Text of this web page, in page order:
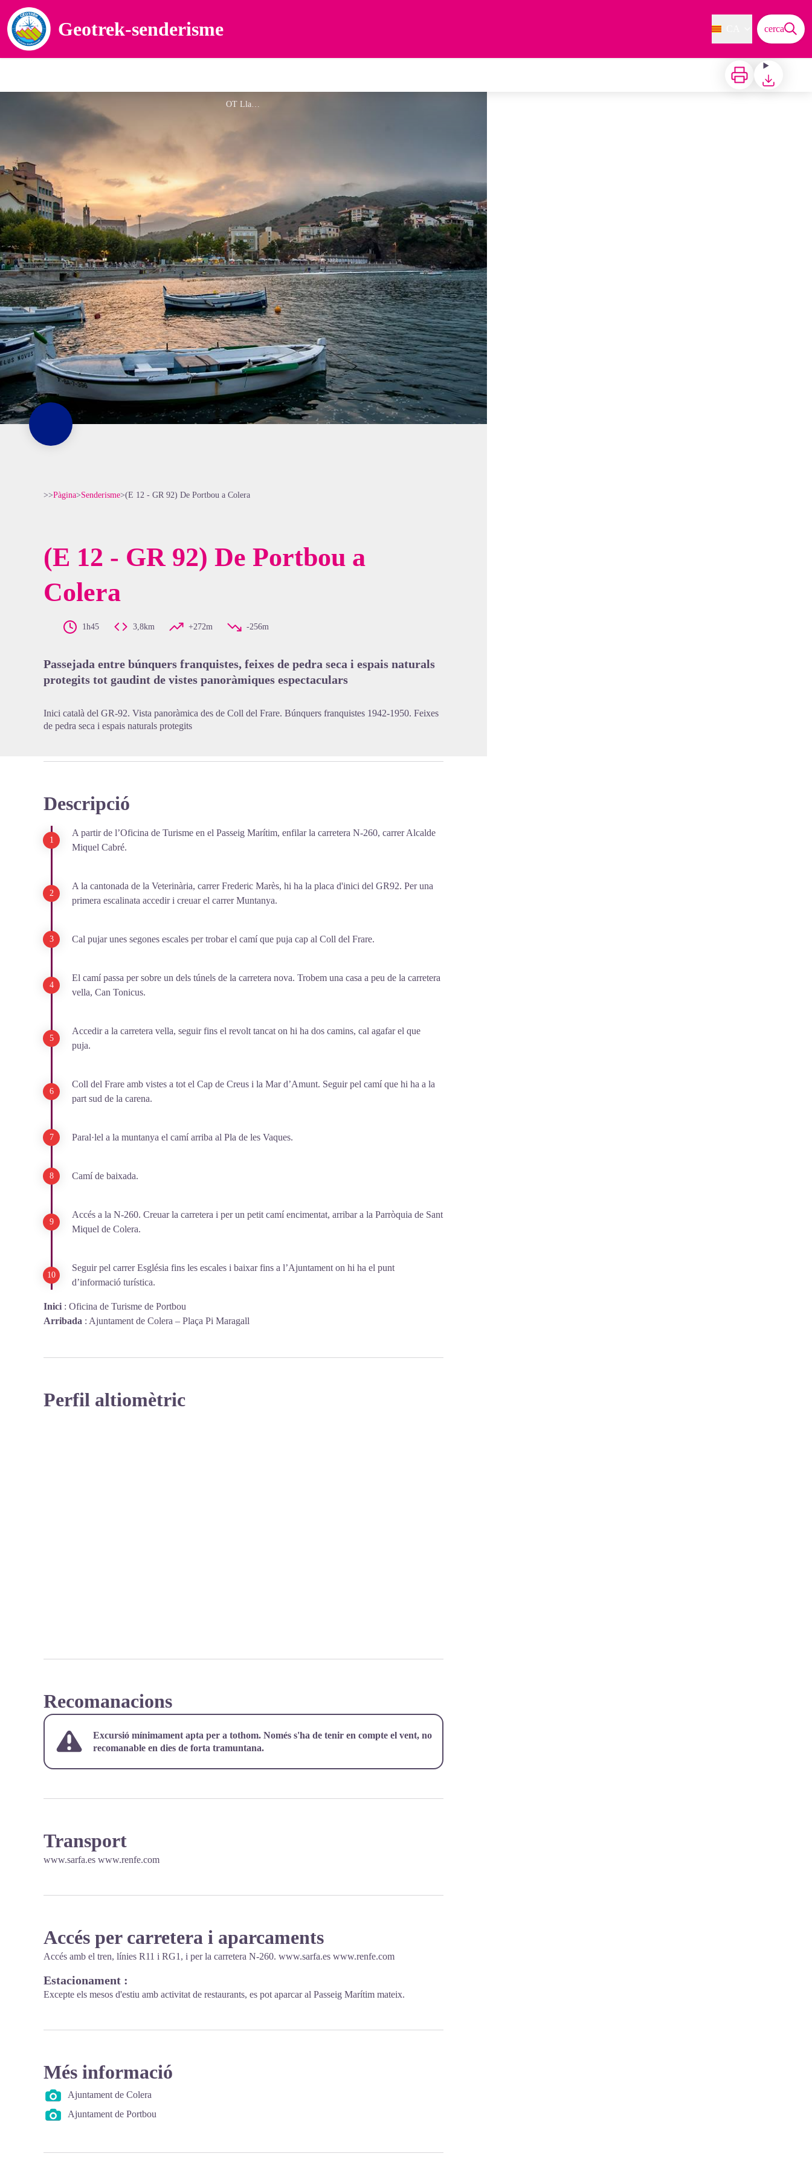
Geotrek-senderisme cerca
Imprimir Baixar
OT Llançà
>>Pàgina>Senderisme>(E 12 - GR 92) De Portbou a Colera
(E 12 - GR 92) De Portbou a
Colera
1h45 3,8km +272m -256m
Passejada entre búnquers franquistes, feixes de pedra seca i espais naturals
protegits tot gaudint de vistes panoràmiques espectaculars
Inici català del GR-92. Vista panoràmica des de Coll del Frare. Búnquers franquistes 1942-1950. Feixes
de pedra seca i espais naturals protegits
Descripció
A partir de l’Oficina de Turisme en el Passeig Marítim, enfilar la carretera N-260, carrer Alcalde
Miquel Cabré.
A la cantonada de la Veterinària, carrer Frederic Marès, hi ha la placa d'inici del GR92. Per una
primera escalinata accedir i creuar el carrer Muntanya.
Cal pujar unes segones escales per trobar el camí que puja cap al Coll del Frare.
El camí passa per sobre un dels túnels de la carretera nova. Trobem una casa a peu de la carretera
vella, Can Tonicus.
Accedir a la carretera vella, seguir fins el revolt tancat on hi ha dos camins, cal agafar el que
puja.
Coll del Frare amb vistes a tot el Cap de Creus i la Mar d’Amunt. Seguir pel camí que hi ha a la
part sud de la carena.
Paral·lel a la muntanya el camí arriba al Pla de les Vaques.
Camí de baixada.
Accés a la N-260. Creuar la carretera i per un petit camí encimentat, arribar a la Parròquia de Sant
Miquel de Colera.
Seguir pel carrer Església fins les escales i baixar fins a l’Ajuntament on hi ha el punt
d’informació turística.
Inici : Oficina de Turisme de Portbou
Arribada : Ajuntament de Colera – Plaça Pi Maragall
Perfil altiomètric
Recomanacions
Excursió mínimament apta per a tothom. Només s'ha de tenir en compte el vent, no
recomanable en dies de forta tramuntana.
Transport
www.sarfa.es www.renfe.com
Accés per carretera i aparcaments
Accés amb el tren, línies R11 i RG1, i per la carretera N-260. www.sarfa.es www.renfe.com
Estacionament :
Excepte els mesos d'estiu amb activitat de restaurants, es pot aparcar al Passeig Marítim mateix.
Més informació
Ajuntament de Colera
Ajuntament de Portbou